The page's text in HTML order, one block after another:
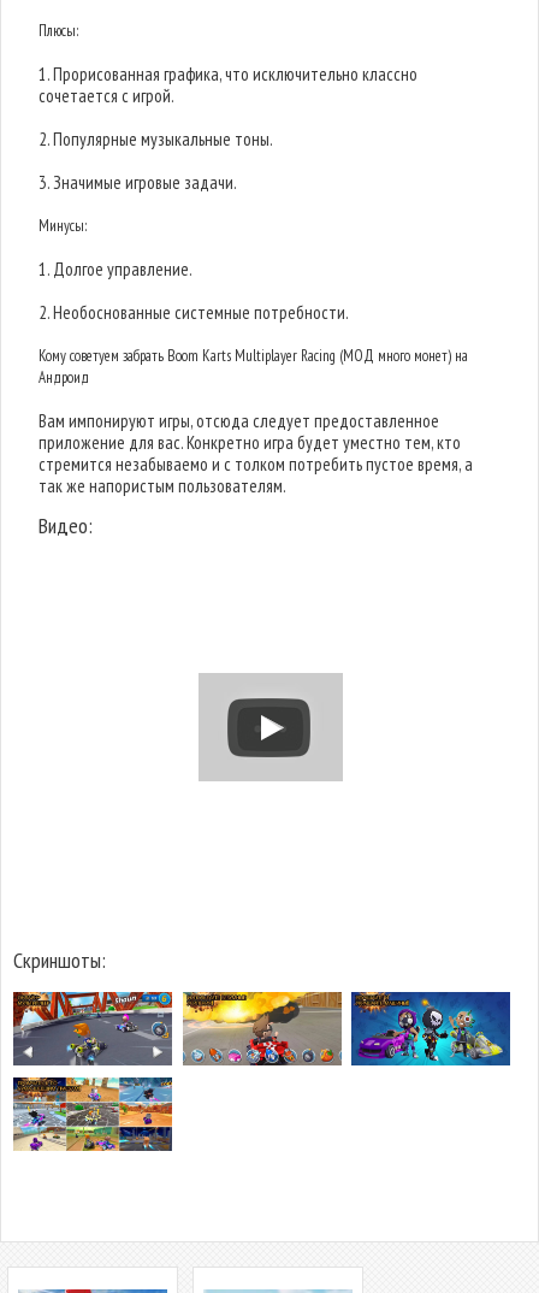
Плюсы:
1. Прорисованная графика, что исключительно классно
сочетается с игрой.
2. Популярные музыкальные тоны.
3. Значимые игровые задачи.
Минусы:
1. Долгое управление.
2. Необоснованные системные потребности.
Кому советуем забрать Boom Karts Multiplayer Racing (МОД много монет) на
Андроид
Вам импонируют игры, отсюда следует предоставленное
приложение для вас. Конкретно игра будет уместно тем, кто
стремится незабываемо и с толком потребить пустое время, а
так же напористым пользователям.
Видео:
Скриншоты: